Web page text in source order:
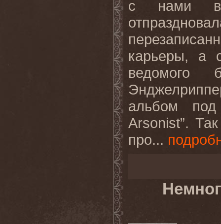
с нами
карьеры, а
ведомого
альбом
Arsonist”.
про...